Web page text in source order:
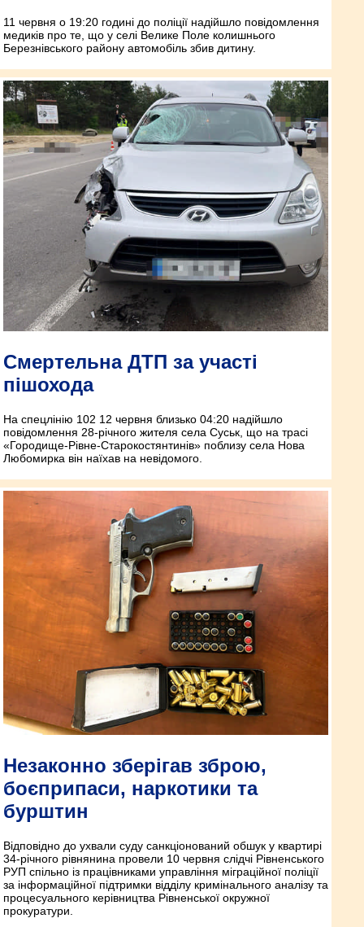
11 червня о 19:20 годині до поліції надійшло повідомлення
медиків про те, що у селі Велике Поле колишнього
Березнівського району автомобіль збив дитину.
Смертельна ДТП за участі
пішохода
На спецлінію 102 12 червня близько 04:20 надійшло
повідомлення 28-річного жителя села Суськ, що на трасі
«Городище-Рівне-Старокостянтинів» поблизу села Нова
Любомирка він наїхав на невідомого.
Незаконно зберігав зброю,
боєприпаси, наркотики та
бурштин
Відповідно до ухвали суду санкціонований обшук у квартирі
34-річного рівнянина провели 10 червня слідчі Рівненського
РУП спільно із працівниками управління міграційної поліції
за інформаційної підтримки відділу кримінального аналізу та
процесуального керівництва Рівненської окружної
прокуратури.